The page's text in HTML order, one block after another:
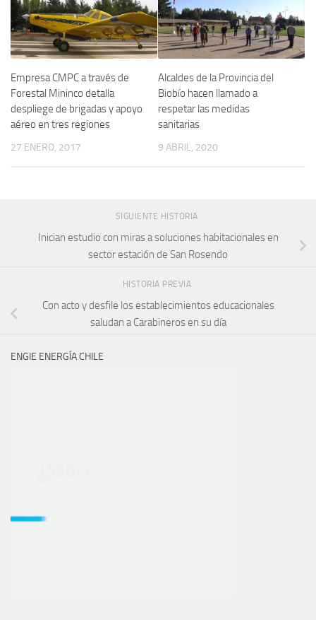
Empresa CMPC a través de
Forestal Mininco detalla
despliege de brigadas y apoyo
aéreo en tres regiones
27 ENERO, 2017
Alcaldes de la Provincia del
Biobío hacen llamado a
respetar las medidas
sanitarias
9 ABRIL, 2020
SIGUIENTE HISTORIA
Inician estudio con miras a soluciones habitacionales en
sector estación de San Rosendo
HISTORIA PREVIA
Con acto y desfile los establecimientos educacionales
saludan a Carabineros en su día
ENGIE ENERGÍA CHILE